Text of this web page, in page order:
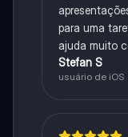
para uma
ajuda muito
Stefan S
usuário de iOS